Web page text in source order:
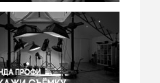
Светская жизнь
Спорт
Экология
Экономика и бизнес